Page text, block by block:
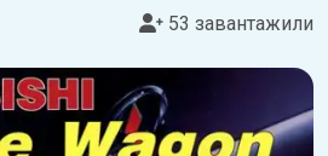
53 завантажили